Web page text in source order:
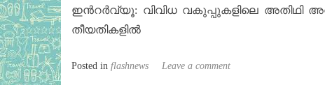
ഇൻറർവ്യൂ: വിവിധ വകുപ്പുകളിലെ അതിഥി
തീയതികളിൽ
Posted in flashnews Leave a comment